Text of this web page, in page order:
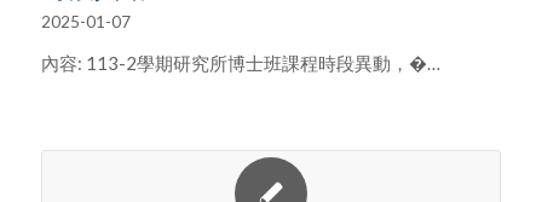
2025-01-07
內容: 113-2學期研究所博士班課程時段異動，�…